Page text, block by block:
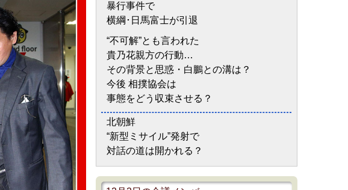
暴行事件で
横綱･日馬富士が引退
“不可解”とも言われた
貴乃花親方の行動…
その背景と思惑・白鵬との溝は？
今後 相撲協会は
事態をどう収束させる？
北朝鮮
“新型ミサイル”発射で
対話の道は開かれる？